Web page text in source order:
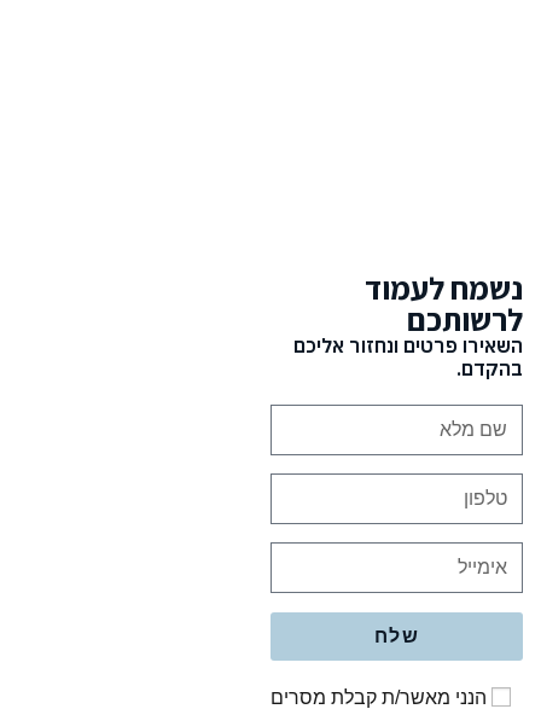
נשמח לעמוד
לרשותכם
השאירו פרטים ונחזור אליכם
בהקדם.
הנני מאשר/ת קבלת מסרים
שלח